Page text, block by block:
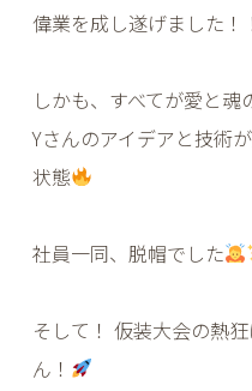
偉業を成し遂げました！
しかも、すべてが愛と魂
Yさんのアイデアと技術
状態
社員一同、脱帽でした
そして！ 仮装大会の熱
ん！